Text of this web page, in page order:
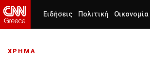
Ειδήσεις Πολιτική Οικονομία
ΧΡΗΜΑ